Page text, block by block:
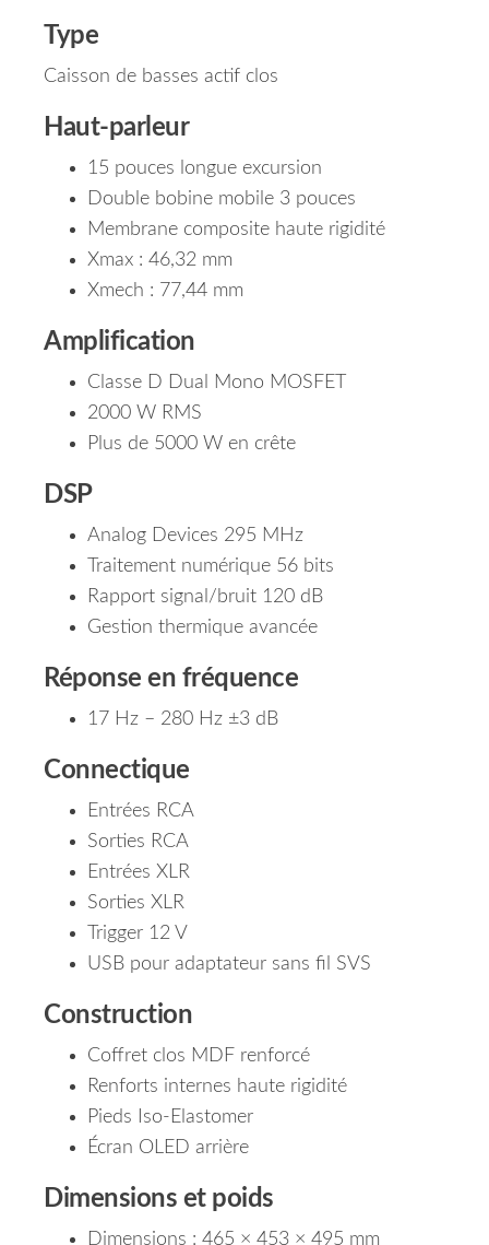
Type
Caisson de basses actif clos
Haut-parleur
15 pouces longue excursion
Double bobine mobile 3 pouces
Membrane composite haute rigidité
Xmax : 46,32 mm
Xmech : 77,44 mm
Amplification
Classe D Dual Mono MOSFET
2000 W RMS
Plus de 5000 W en crête
DSP
Analog Devices 295 MHz
Traitement numérique 56 bits
Rapport signal/bruit 120 dB
Gestion thermique avancée
Réponse en fréquence
17 Hz – 280 Hz ±3 dB
Connectique
Entrées RCA
Sorties RCA
Entrées XLR
Sorties XLR
Trigger 12 V
USB pour adaptateur sans fil SVS
Construction
Coffret clos MDF renforcé
Renforts internes haute rigidité
Pieds Iso-Elastomer
Écran OLED arrière
Dimensions et poids
Dimensions : 465 × 453 × 495 mm